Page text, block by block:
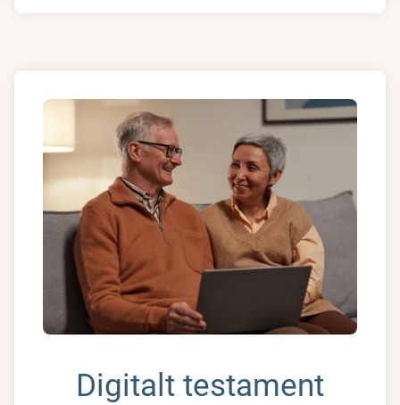
Digitalt testament